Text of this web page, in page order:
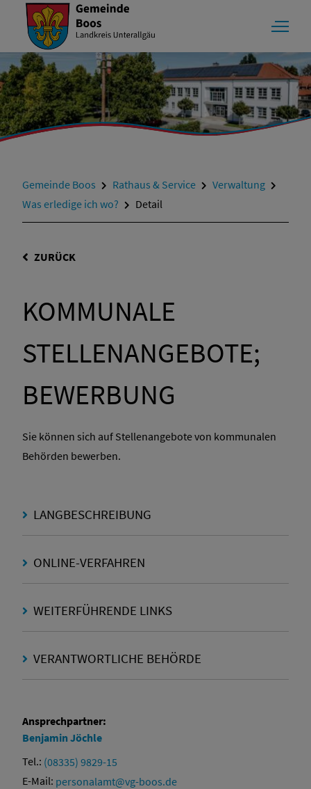
Gemeinde Boos Rathaus & Service
Verwaltung
Was erledige ich wo?
Detail
ZURÜCK
KOMMUNALE
STELLENANGEBOTE;
BEWERBUNG
Sie können sich auf Stellenangebote von kommunalen
Behörden bewerben.
LANGBESCHREIBUNG
ONLINE-VERFAHREN
WEITERFÜHRENDE LINKS
VERANTWORTLICHE BEHÖRDE
Ansprechpartner:
BenjaminJöchle
Tel.: (08335) 9829-15
E-Mail: personalamt@vg-boos.de